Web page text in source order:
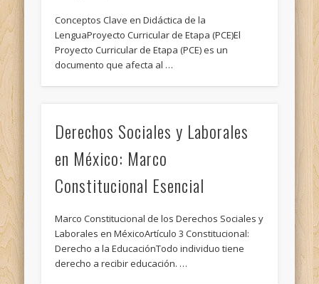
Conceptos Clave en Didáctica de la
LenguaProyecto Curricular de Etapa (PCE)El
Proyecto Curricular de Etapa (PCE) es un
documento que afecta al …
Derechos Sociales y Laborales
en México: Marco
Constitucional Esencial
Marco Constitucional de los Derechos Sociales y
Laborales en MéxicoArtículo 3 Constitucional:
Derecho a la EducaciónTodo individuo tiene
derecho a recibir educación. …